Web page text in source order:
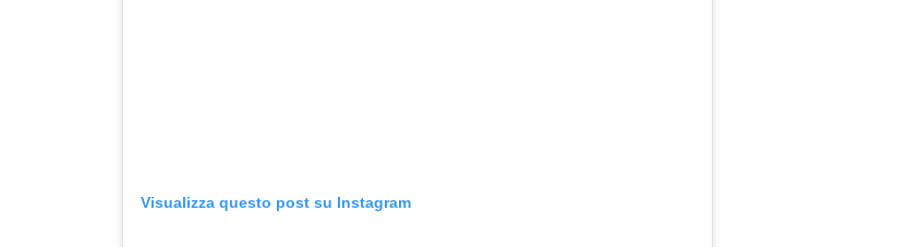
Visualizza questo post su Instagram